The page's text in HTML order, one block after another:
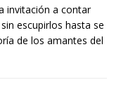
invitación a contar
escupirlos hasta se
de los amantes del